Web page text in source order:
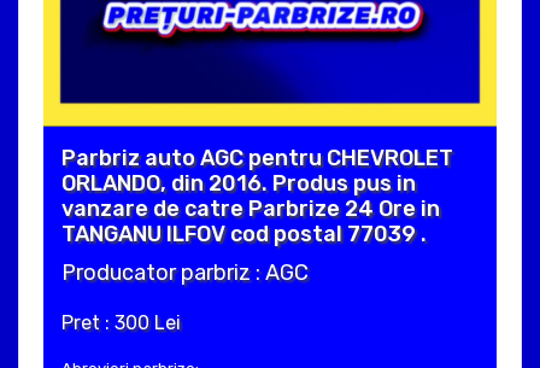
Parbriz auto AGC pentru CHEVROLET
ORLANDO, din 2016. Produs pus in
vanzare de catre Parbrize 24 Ore in
TANGANU ILFOV cod postal 77039 .
Producator parbriz : AGC
Pret : 300 Lei